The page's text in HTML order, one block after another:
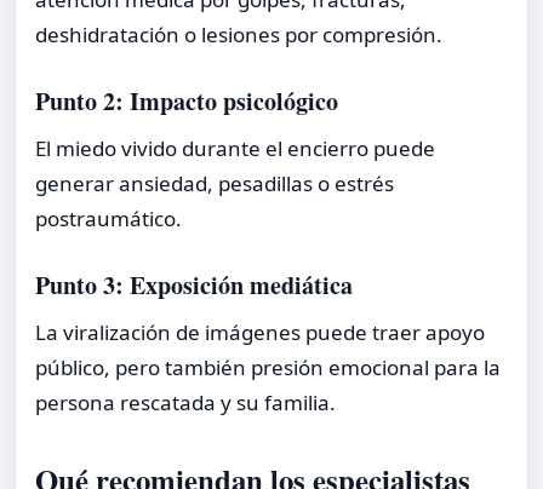
deshidratación o lesiones por compresión.
Punto 2: Impacto psicológico
El miedo vivido durante el encierro puede
generar ansiedad, pesadillas o estrés
postraumático.
Punto 3: Exposición mediática
La viralización de imágenes puede traer apoyo
público, pero también presión emocional para la
persona rescatada y su familia.
Qué recomiendan los especialistas